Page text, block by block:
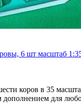
6 шт масштаб
коров в 35
дополнением для